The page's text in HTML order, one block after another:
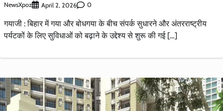
NewsXpoz April 2, 2026 0
गयाजी : बिहार में गया और बोधगया के बीच संपर्क सुधारने और अंतरराष्ट्रीय
पर्यटकों के लिए सुविधाओं को बढ़ाने के उद्देश्य से शुरू की गई […]